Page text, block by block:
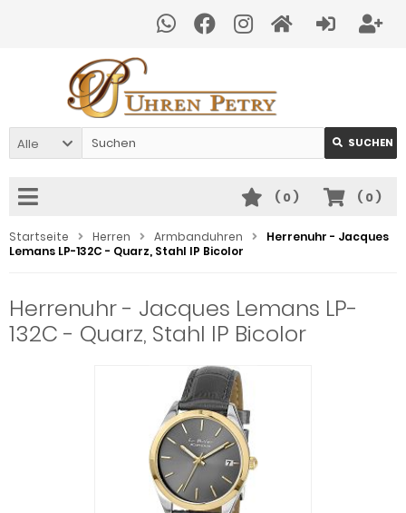
Alle SUCHEN
( 0)
( 0)
Startseite Herren Armbanduhren
Herrenuhr - Jacques
Lemans LP-132C - Quarz, Stahl IP Bicolor
Herrenuhr - Jacques Lemans LP-
132C - Quarz, Stahl IP Bicolor